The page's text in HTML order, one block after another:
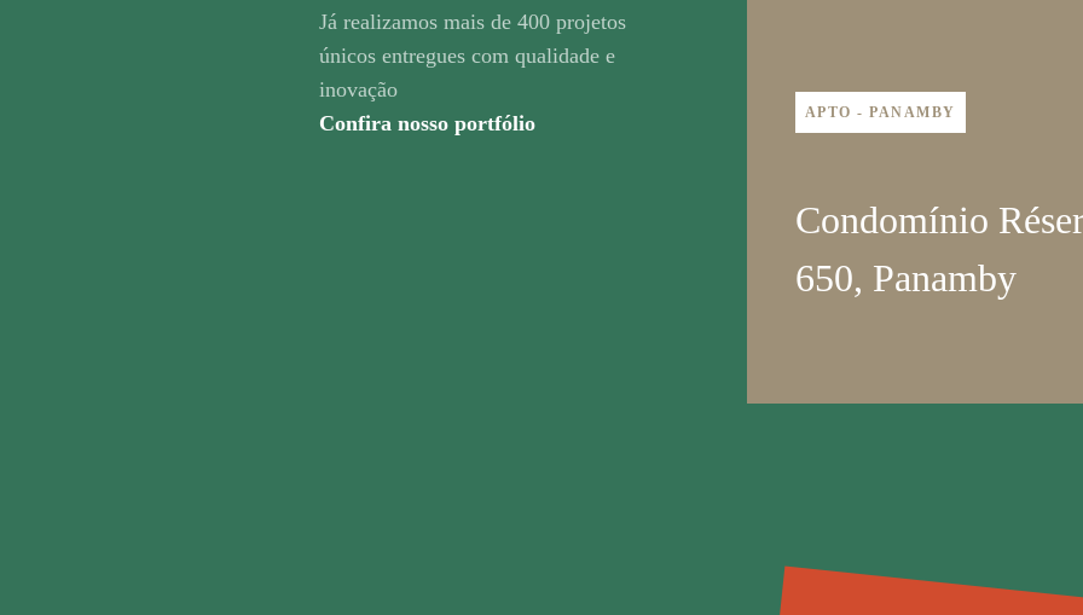
Já realizamos mais de 400 projetos
únicos entregues com qualidade e
inovação
Confira nosso portfólio
APTO - PANAMBY
Condomínio
650, Panamby